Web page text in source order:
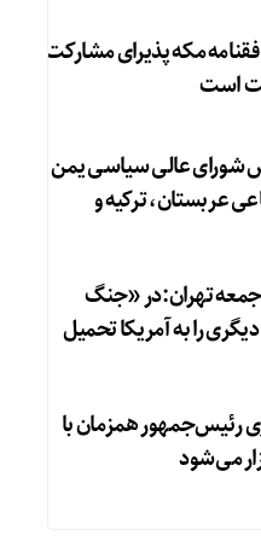
مکه پذیرای مشارکت
است
شورای عالی سیاسی یمن
عربستان، ترکیه و
تهران:در «جنگ
را به آمریکا تحمیل
همزمان با
می‌شود